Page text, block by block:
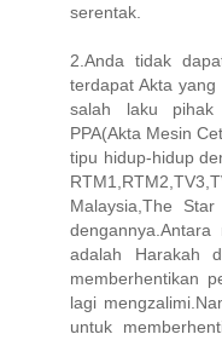
serentak.
2.Anda tidak
terdapat Akta
salah laku pihak
PPA(Akta Mesin
tipu hidup-hidup
Malaysia,The
adalah Harakah
memberhentikan
lagi
untuk